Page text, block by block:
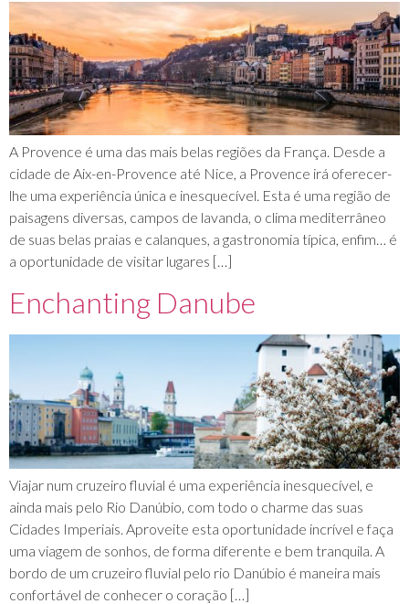
A Provence é uma das mais belas regiões da França. Desde a
cidade de Aix-en-Provence até Nice, a Provence irá oferecer-
lhe uma experiência única e inesquecível. Esta é uma região de
paisagens diversas, campos de lavanda, o clima mediterrâneo
de suas belas praias e calanques, a gastronomia típica, enfim… é
a oportunidade de visitar lugares […]
Enchanting Danube
Viajar num cruzeiro fluvial é uma experiência inesquecível, e
ainda mais pelo Rio Danúbio, com todo o charme das suas
Cidades Imperiais. Aproveite esta oportunidade incrível e faça
uma viagem de sonhos, de forma diferente e bem tranquila. A
bordo de um cruzeiro fluvial pelo rio Danúbio é maneira mais
confortável de conhecer o coração […]